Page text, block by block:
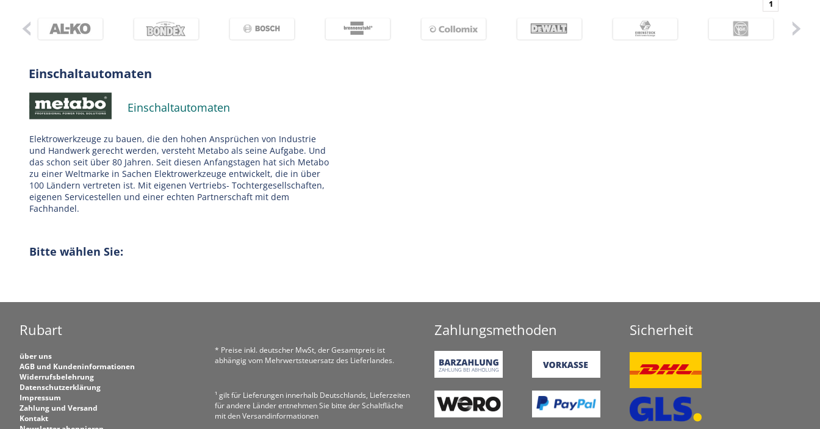
1
Einschaltautomaten
Einschaltautomaten
Elektrowerkzeuge zu bauen, die den hohen Ansprüchen von Industrie
und Handwerk gerecht werden, versteht Metabo als seine Aufgabe. Und
das schon seit über 80 Jahren. Seit diesen Anfangstagen hat sich Metabo
zu einer Weltmarke in Sachen Elektrowerkzeuge entwickelt, die in über
100 Ländern vertreten ist. Mit eigenen Vertriebs- Tochtergesellschaften,
eigenen Servicestellen und einer echten Partnerschaft mit dem
Fachhandel.
Bitte wählen Sie:
Rubart
über uns
AGB und Kundeninformationen
Widerrufsbelehrung
Datenschutzerklärung
Impressum
Zahlung und Versand
Kontakt
* Preise inkl. deutscher MwSt, der Gesamtpreis ist
abhängig vom Mehrwertsteuersatz des Lieferlandes.
¹ gilt für Lieferungen innerhalb Deutschlands, Lieferzeiten
für andere Länder entnehmen Sie bitte der Schaltfläche
mit den Versandinformationen
Zahlungsmethoden Sicherheit